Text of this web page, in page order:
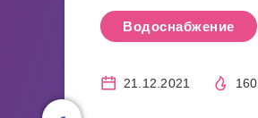
Водоснабжение
21.12.2021 160